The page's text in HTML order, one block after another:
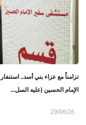
تزامناً مع عزاء بني أسد..
الإمام الحسين (عليه السل...
29/06/26